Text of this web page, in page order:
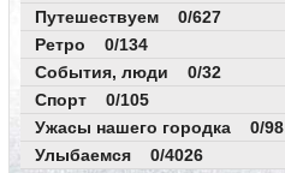
Путешествуем 0/627
Ретро 0/134
События, люди 0/32
Спорт 0/105
Ужасы нашего городка 0/98
Улыбаемся 0/4026